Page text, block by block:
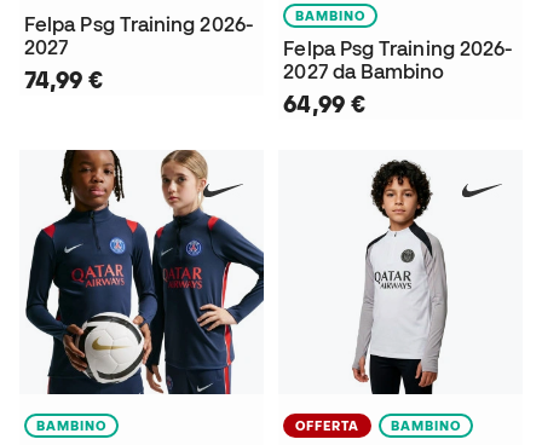
Felpa Psg Training 2026-
2027
74,99 €
BAMBINO
Felpa Psg Training 2026-
2027 da Bambino
64,99 €
BAMBINO OFFERTA BAMBINO